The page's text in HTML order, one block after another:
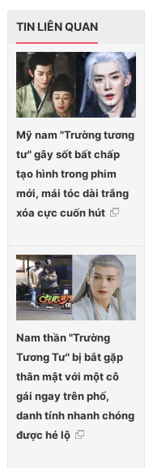
TIN LIÊN QUAN
Mỹ nam "Trường tương
tư" gây sốt bất chấp
tạo hình trong phim
mới, mái tóc dài trắng
xóa cực cuốn hút
Nam thần "Trường
Tương Tư" bị bắt gặp
thân mật với một cô
gái ngay trên phố,
danh tính nhanh chóng
được hé lộ